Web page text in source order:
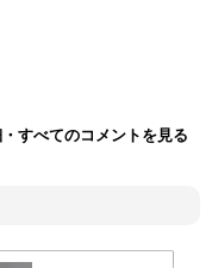
すべてのコメントを見る